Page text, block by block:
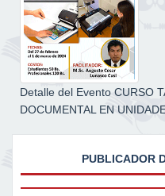
Detalle del Evento CURSO
DOCUMENTAL EN
PUBLICADOR